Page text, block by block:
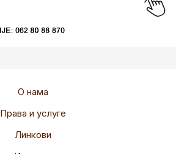
О нама
Права и услуге
Линкови